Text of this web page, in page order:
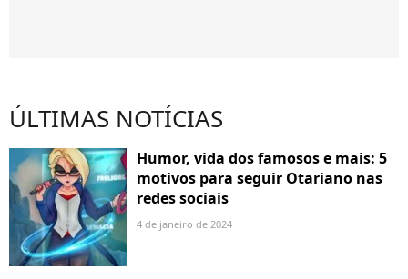
ÚLTIMAS NOTÍCIAS
Humor, vida dos famosos e mais: 5
motivos para seguir Otariano nas
redes sociais
4 de janeiro de 2024